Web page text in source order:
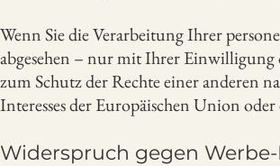
Wenn Sie die Verarbeitung Ihrer
abgesehen – nur mit Ihrer
zum Schutz der Rechte einer anderen
Interesses der Europäischen Union
Widerspruch gegen Werbe-